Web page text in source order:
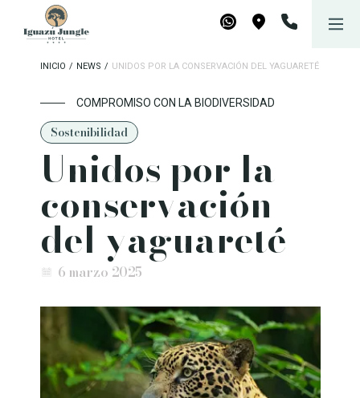
Iguazú Jungle Lodge
WhatsApp
Maps
INICIO / NEWS / UNIDOS POR LA CONSERVACIÓN DEL YAGUARETÉ
COMPROMISO CON LA BIODIVERSIDAD
Sostenibilidad
Unidos por la
conservación
del yaguareté
6 marzo 2025